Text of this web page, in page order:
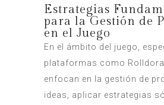
Estrategias
para la Gestión de
en el Juego
En el ámbito del juego,
plataformas como
enfocan en la gestión de
ideas, aplicar estrategias